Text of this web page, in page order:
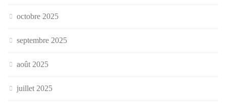
octobre 2025
septembre 2025
août 2025
juillet 2025